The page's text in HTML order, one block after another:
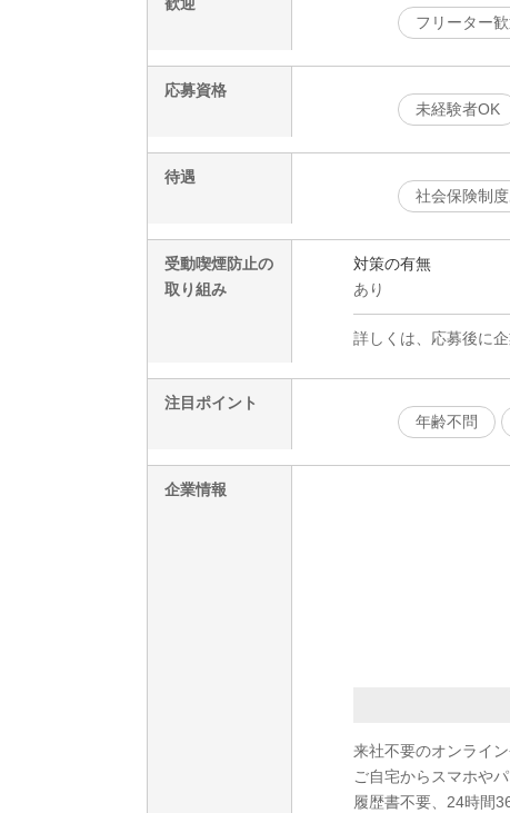
フリーター
応募資格
未経験者OK
待遇
社会保険制度
受動喫煙防止の
取り組み
対策の有無
あり
詳しくは、応募後に
注目ポイント
年齢不問
企業情報
来社不要のオンライ
ご自宅からスマホや
履歴書不要、24時間